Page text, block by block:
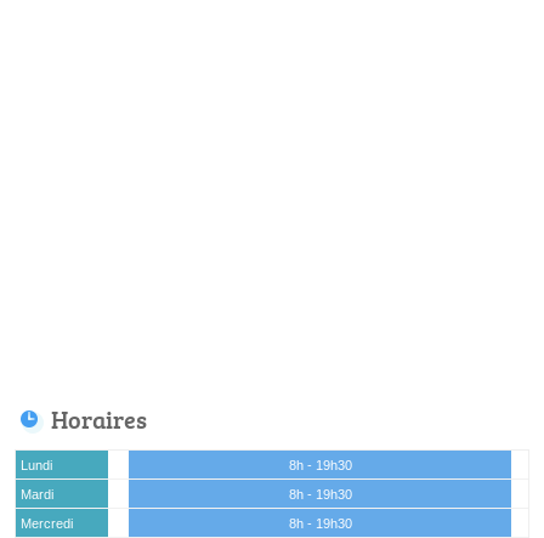
Horaires
Lundi
8h - 19h30
Mardi
8h - 19h30
Mercredi
8h - 19h30